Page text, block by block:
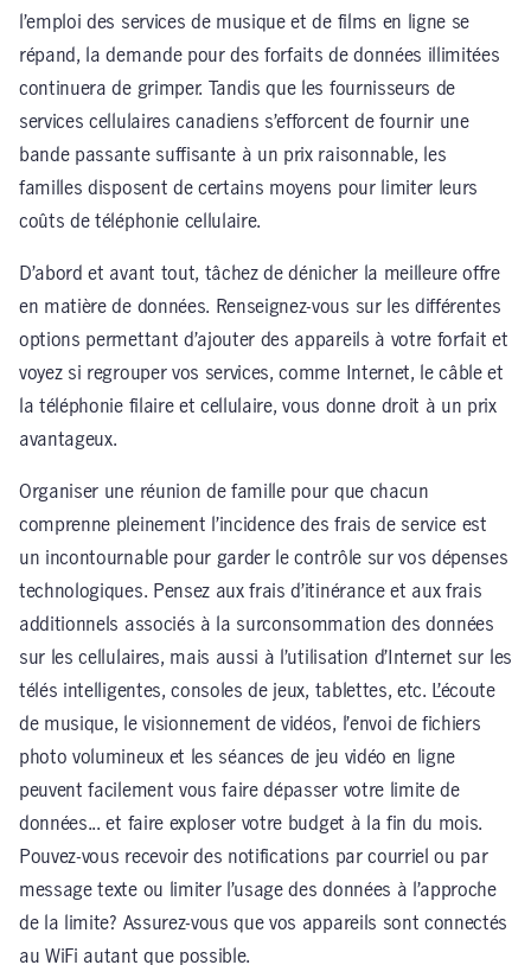
l’emploi des services de musique et de films en ligne se
répand, la demande pour des forfaits de données illimitées
continuera de grimper. Tandis que les fournisseurs de
services cellulaires canadiens s’efforcent de fournir une
bande passante suffisante à un prix raisonnable, les
familles disposent de certains moyens pour limiter leurs
coûts de téléphonie cellulaire.
D’abord et avant tout, tâchez de dénicher la meilleure offre
en matière de données. Renseignez-vous sur les différentes
options permettant d’ajouter des appareils à votre forfait et
voyez si regrouper vos services, comme Internet, le câble et
la téléphonie filaire et cellulaire, vous donne droit à un prix
avantageux.
Organiser une réunion de famille pour que chacun
comprenne pleinement l’incidence des frais de service est
un incontournable pour garder le contrôle sur vos dépenses
technologiques. Pensez aux frais d’itinérance et aux frais
additionnels associés à la surconsommation des données
sur les cellulaires, mais aussi à l’utilisation d’Internet sur les
télés intelligentes, consoles de jeux, tablettes, etc. L’écoute
de musique, le visionnement de vidéos, l’envoi de fichiers
photo volumineux et les séances de jeu vidéo en ligne
peuvent facilement vous faire dépasser votre limite de
données... et faire exploser votre budget à la fin du mois.
Pouvez-vous recevoir des notifications par courriel ou par
message texte ou limiter l’usage des données à l’approche
de la limite? Assurez-vous que vos appareils sont connectés
au WiFi autant que possible.